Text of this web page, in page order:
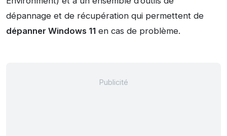
dépannage et de récupération qui permettent de
dépanner Windows 11 en cas de problème.